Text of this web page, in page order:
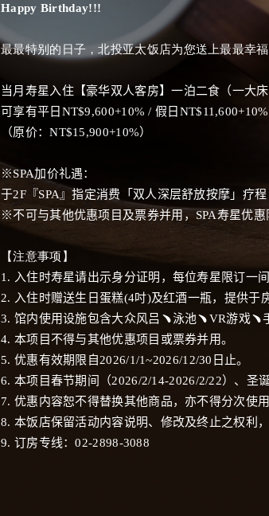
Happy Birthday!!!
最最特别的日子，北投亚太饭店为您送上最最幸福
当月寿星入住【豪华双人客房】一泊二食（一大床
可享有平日 NT$9,600+10% / 假日 NT$11,600+10%
（原价：NT$15,900+10%）
※SPA加价礼遇：
于2F『SPA 』指定消费「双人深层舒放按摩」疗程
※不可与其他优惠项目及票券并用， SPA寿星优惠
【注意事项】
1. 入住时寿星请出示身分证明，每位寿星限订一间
2. 入住时赠送生日蛋糕(4吋)及红酒一瓶，提供于
3. 馆内使用设施包含大众风吕 ﹅泳池﹅VR游戏﹅
4. 本项目不得与其他优惠项目或票券并用。
5. 优惠有效期限自 2026/1/1~2026/12/30 日止。
6. 本项目春节期间（2026/2/14-2026/2/22）、圣
7. 优惠内容恕不得替换其他商品，亦不得分次使用
8. 本饭店保留活动内容说明、修改及终止之权利
9. 订房专线：02-2898-3088